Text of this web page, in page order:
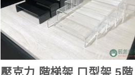
壓克力 階梯架 ㄇ型架 5階